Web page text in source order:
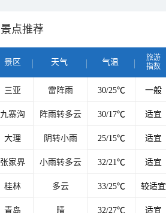
景点推荐
景区 天气 气温
旅游
指数
三亚 雷阵雨 30/25℃ 一般
九寨沟 阵雨转多云 30/17℃ 适宜
大理 阴转小雨 25/15℃ 适宜
张家界 小雨转多云 32/21℃ 适宜
桂林 多云 33/25℃ 较适宜
青岛 晴 32/27℃ 适宜